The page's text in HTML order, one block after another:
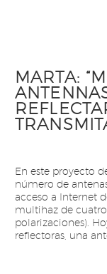
MARTA:
En este proyecto
número de
acceso a Internet
multihaz de
polarizaciones).
reflectoras, una